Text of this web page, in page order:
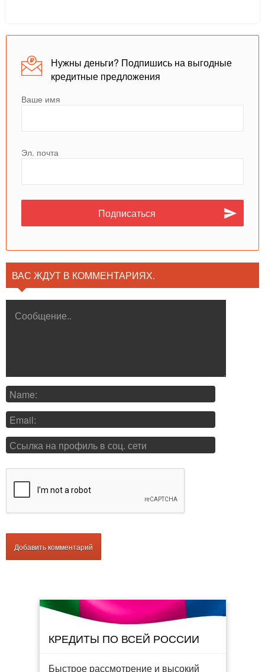
Нужны деньги? Подпишись на выгодные
кредитные предложения
Ваше имя
Эл. почта
ВАС ЖДУТ В КОММЕНТАРИЯХ.
КРЕДИТЫ ПО ВСЕЙ РОССИИ
Быстрое рассмотрение и высокий